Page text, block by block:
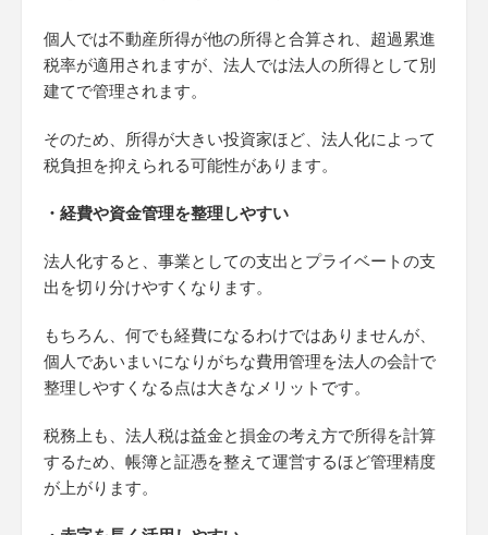
個人では不動産所得が他の所得と合算され、超過累進
税率が適用されますが、法人では法人の所得として別
建てで管理されます。
そのため、所得が大きい投資家ほど、法人化によって
税負担を抑えられる可能性があります。
・経費や資金管理を整理しやすい
法人化すると、事業としての支出とプライベートの支
出を切り分けやすくなります。
もちろん、何でも経費になるわけではありませんが、
個人であいまいになりがちな費用管理を法人の会計で
整理しやすくなる点は大きなメリットです。
税務上も、法人税は益金と損金の考え方で所得を計算
するため、帳簿と証憑を整えて運営するほど管理精度
が上がります。